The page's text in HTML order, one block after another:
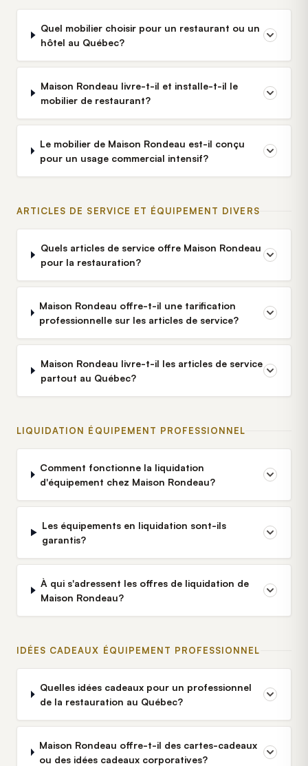
Quel mobilier choisir pour un restaurant ou un
hôtel au Québec?
Maison Rondeau livre-t-il et installe-t-il le
mobilier de restaurant?
Le mobilier de Maison Rondeau est-il conçu
pour un usage commercial intensif?
ARTICLES DE SERVICE ET ÉQUIPEMENT DIVERS
Quels articles de service offre Maison Rondeau
pour la restauration?
Maison Rondeau offre-t-il une tarification
professionnelle sur les articles de service?
Maison Rondeau livre-t-il les articles de service
partout au Québec?
LIQUIDATION ÉQUIPEMENT PROFESSIONNEL
Comment fonctionne la liquidation
d'équipement chez Maison Rondeau?
Les équipements en liquidation sont-ils
garantis?
À qui s'adressent les offres de liquidation de
Maison Rondeau?
IDÉES CADEAUX ÉQUIPEMENT PROFESSIONNEL
Quelles idées cadeaux pour un professionnel
de la restauration au Québec?
Maison Rondeau offre-t-il des cartes-cadeaux
ou des idées cadeaux corporatives?